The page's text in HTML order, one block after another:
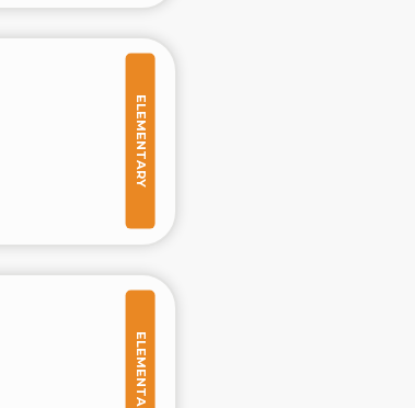
ELEMENTARY
ELEMENTARY